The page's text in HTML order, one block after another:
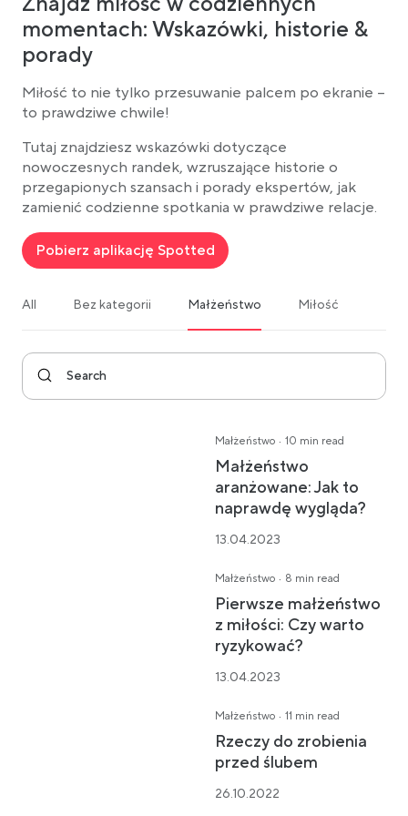
momentach: Wskazówki, historie &
porady
Miłość to nie tylko przesuwanie palcem po ekranie –
to prawdziwe chwile!
Tutaj znajdziesz wskazówki dotyczące
nowoczesnych randek, wzruszające historie o
przegapionych szansach i porady ekspertów, jak
zamienić codzienne spotkania w prawdziwe relacje.
Pobierz aplikację Spotted
All Bez kategorii Małżeństwo Miłość
Małżeństwo · 10 min read
Małżeństwo
aranżowane: Jak to
naprawdę wygląda?
13.04.2023
Małżeństwo · 8 min read
Pierwsze małżeństwo
z miłości: Czy warto
ryzykować?
13.04.2023
Małżeństwo · 11 min read
Rzeczy do zrobienia
przed ślubem
26.10.2022